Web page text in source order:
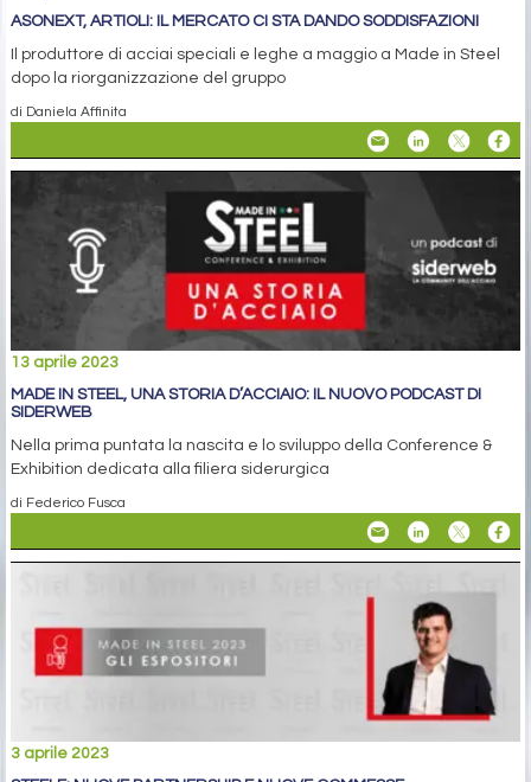
ASONEXT, ARTIOLI: IL MERCATO CI STA DANDO SODDISFAZIONI
Il produttore di acciai speciali e leghe a maggio a Made in Steel
dopo la riorganizzazione del gruppo
di Daniela Affinita
13 aprile 2023
MADE IN STEEL, UNA STORIA D’ACCIAIO: IL NUOVO PODCAST DI
SIDERWEB
Nella prima puntata la nascita e lo sviluppo della Conference &
Exhibition dedicata alla filiera siderurgica
di Federico Fusca
3 aprile 2023